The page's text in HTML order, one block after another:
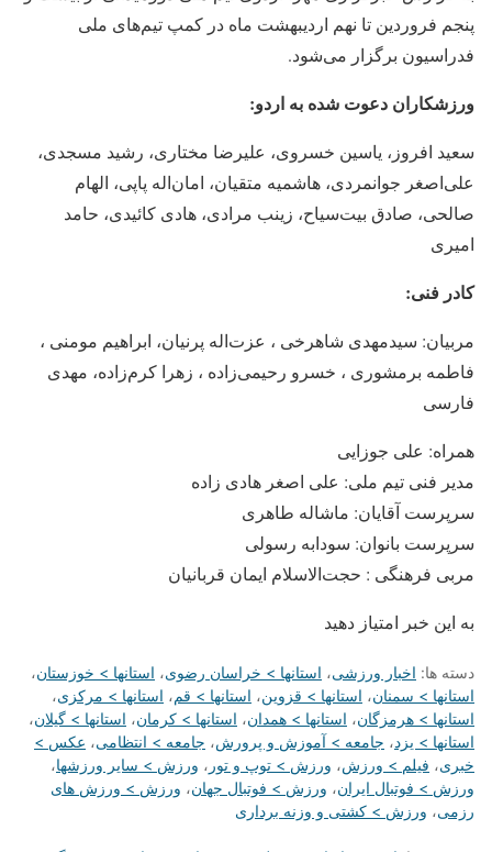
پنجم فروردین تا نهم اردیبهشت ماه در کمپ تیم‌های ملی
فدراسیون برگزار می‌شود.
ورزشکاران دعوت شده به اردو:
سعید افروز، یاسین خسروی، علیرضا مختاری، رشید مسجدی،
علی‌اصغر جوانمردی، هاشمیه متقیان، امان‌اله پاپی، الهام
صالحی، صادق بیت‌سیاح، زینب مرادی، هادی کائیدی، حامد
امیری
کادر فنی:
مربیان: سیدمهدی شاهرخی ، عزت‌اله پرنیان، ابراهیم مومنی ،
فاطمه برمشوری ، خسرو رحیمی‌زاده ، زهرا کرم‌زاده، مهدی
فارسی
همراه: علی جوزایی
مدیر فنی تیم ملی: علی اصغر هادی زاده
سرپرست آقایان: ماشاله طاهری
سرپرست بانوان: سودابه رسولی
مربی فرهنگی : حجت‌الاسلام ایمان قربانیان
به این خبر امتیاز دهید
دسته ها: اخبار ورزشی، استانها > خراسان رضوی، استانها > خوزستان،
استانها > سمنان، استانها > قزوین، استانها > قم، استانها > مرکزی،
استانها > هرمزگان، استانها > همدان، استانها > کرمان، استانها > گیلان،
استانها > یزد، جامعه > آموزش و پرورش، جامعه > انتظامی، عکس >
خبری، فیلم > ورزش، ورزش > توپ و تور ، ورزش > سایر ورزشها،
ورزش > فوتبال ایران، ورزش > فوتبال جهان، ورزش > ورزش های
رزمی، ورزش > کشتی و وزنه برداری